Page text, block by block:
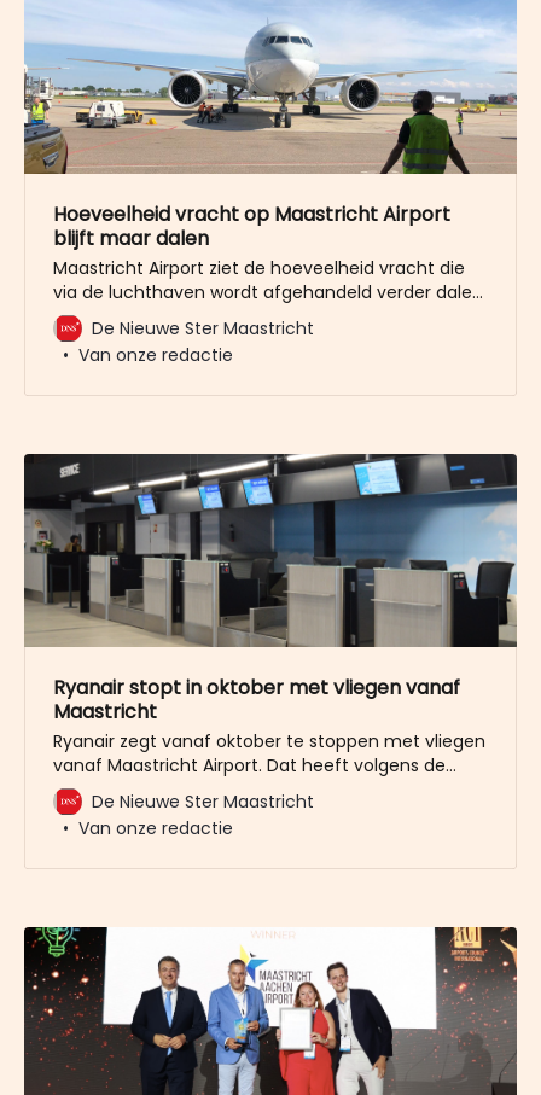
Hoeveelheid vracht op Maastricht Airport
blijft maar dalen
Maastricht Airport ziet de hoeveelheid vracht die
via de luchthaven wordt afgehandeld verder dalen.
Met name de truckvracht neemt af. De
luchthaven moet een aantal uitzendkrachten
laten gaan, omdat er onvoldoende werk is. Op
De Nieuwe Ster Maastricht
Van onze redactie
Ryanair stopt in oktober met vliegen vanaf
Maastricht
Ryanair zegt vanaf oktober te stoppen met vliegen
vanaf Maastricht Airport. Dat heeft volgens de
Ierse prijsvechter te maken met gestegen kosten
van de Limburgse luchthaven. Ryanair heeft
donderdag een verklaring uitgegeven waarin staat
De Nieuwe Ster Maastricht
Van onze redactie